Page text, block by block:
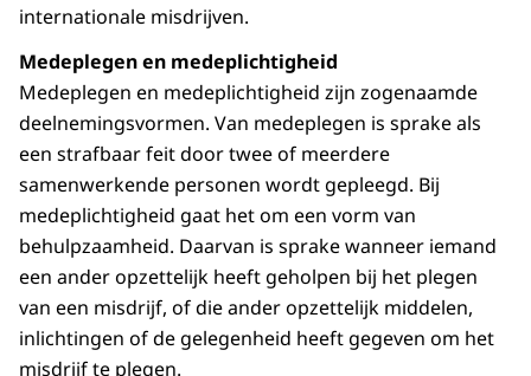
internationale misdrijven.
Medeplegen en medeplichtigheid
Medeplegen en medeplichtigheid zijn zogenaamde
deelnemingsvormen. Van medeplegen is sprake als
een strafbaar feit door twee of meerdere
samenwerkende personen wordt gepleegd. Bij
medeplichtigheid gaat het om een vorm van
behulpzaamheid. Daarvan is sprake wanneer iemand
een ander opzettelijk heeft geholpen bij het plegen
van een misdrijf, of die ander opzettelijk middelen,
inlichtingen of de gelegenheid heeft gegeven om het
misdrijf te plegen.